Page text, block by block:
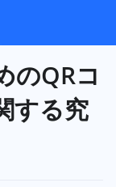
のQRコ
する究